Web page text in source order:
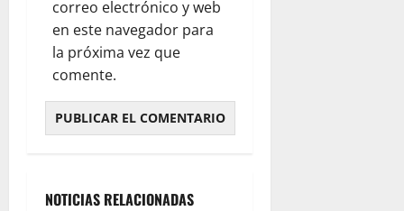
correo electrónico y web
en este navegador para
la próxima vez que
comente.
NOTICIAS RELACIONADAS